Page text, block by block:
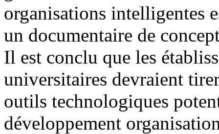
organisations intelligentes
un documentaire de
Il est conclu que les
universitaires devraient
outils technologiques
développement